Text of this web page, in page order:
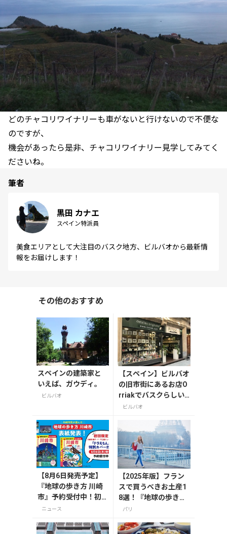
どのチャコリワイナリーも車がないと行けないので不便な
のですが、
機会があったら是非、チャコリワイナリー見学してみてく
ださいね。
筆者
黒田 カナエ
スペイン特派員
美食エリアとして大注目のバスク地方、ビルバオから最新情
報をお届けします！
その他のおすすめ
スペインの建築家と
いえば、ガウディ。
ビルバオ
【スペイン】ビルバオ
の旧市街にあるお店O
rriakでバスクらしい
お土産を！
ビルバオ
【8月6日発売予定】
『地球の歩き方 川崎
市』予約受付中！初
回限定版は「ドラえ
き
ニュース
【2025年版】フラン
スで買うべきお土産1
8選！『地球の歩き
方』編集者おすすめの
介
パリ